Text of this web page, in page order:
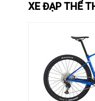
XE ĐẠP THỂ